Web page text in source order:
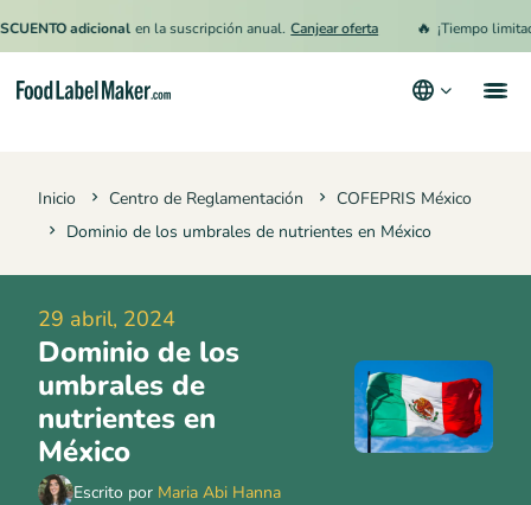
adicional en la suscripción anual. Canjear oferta 🔥 ¡Tiempo limitado!
Inicio Centro de Reglamentación
COFEPRIS México
Dominio de los umbrales de nutrientes en México
29 abril, 2024
Dominio de los
umbrales de
nutrientes en
México
Escrito por Maria Abi Hanna
Contrata a un Especialista
Recursos
Términos y condiciones
Política de privacidad